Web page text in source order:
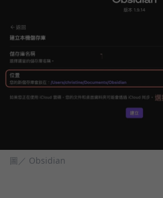
圖／ Obsidian